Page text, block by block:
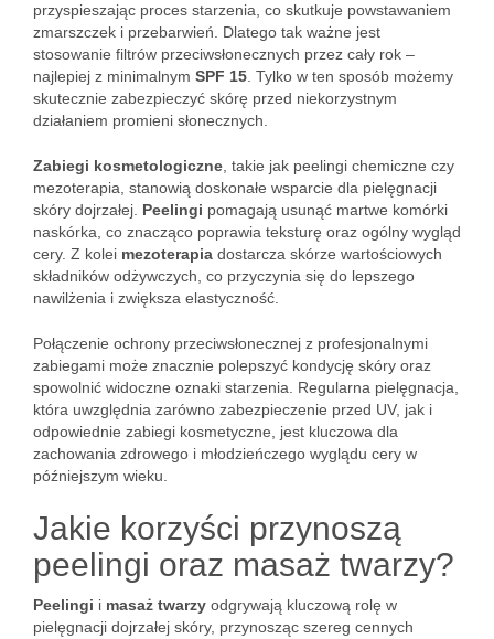
przyspieszając proces starzenia, co skutkuje powstawaniem
zmarszczek i przebarwień. Dlatego tak ważne jest
stosowanie filtrów przeciwsłonecznych przez cały rok –
najlepiej z minimalnym SPF 15 . Tylko w ten sposób możemy
skutecznie zabezpieczyć skórę przed niekorzystnym
działaniem promieni słonecznych.
Zabiegi kosmetologiczne , takie jak peelingi chemiczne czy
mezoterapia, stanowią doskonałe wsparcie dla pielęgnacji
skóry dojrzałej. Peelingi pomagają usunąć martwe komórki
naskórka, co znacząco poprawia teksturę oraz ogólny wygląd
cery. Z kolei mezoterapia dostarcza skórze wartościowych
składników odżywczych, co przyczynia się do lepszego
nawilżenia i zwiększa elastyczność.
Połączenie ochrony przeciwsłonecznej z profesjonalnymi
zabiegami może znacznie polepszyć kondycję skóry oraz
spowolnić widoczne oznaki starzenia. Regularna pielęgnacja,
która uwzględnia zarówno zabezpieczenie przed UV, jak i
odpowiednie zabiegi kosmetyczne, jest kluczowa dla
zachowania zdrowego i młodzieńczego wyglądu cery w
późniejszym wieku.
Jakie korzyści przynoszą
peelingi oraz masaż twarzy?
Peelingi i masaż twarzy odgrywają kluczową rolę w
pielęgnacji dojrzałej skóry, przynosząc szereg cennych